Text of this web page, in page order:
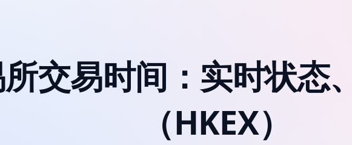
交易时间：实时状态
（HKEX）